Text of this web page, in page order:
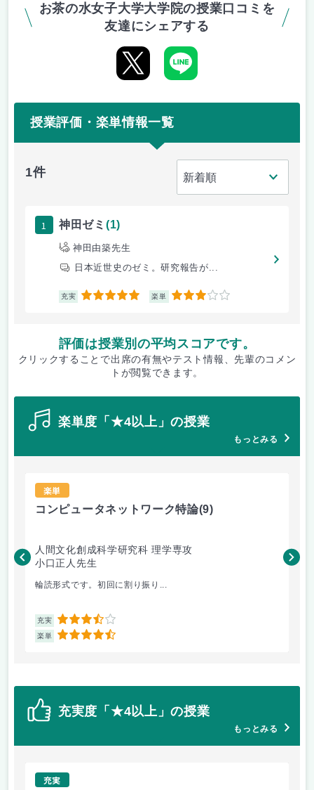
お茶の水女子大学大学院の授業口コミを
友達にシェアする
授業評価・楽単情報一覧
1件
1 神田ゼミ (1)
神田由築先生
日本近世史のゼミ。研究報告が...
充実 5 楽単 3
評価は授業別の平均スコアです。
クリックすることで出席の有無やテスト情報、先輩のコメン
トが閲覧できます。
楽単度「★4以上」の授業
もっとみる
楽単
コンピュータネットワーク特論(9)
人間文化創成科学研究科 理学専攻
小口正人先生
輪読形式です。初回に割り振り...
充実 3.5
楽単 4.5
森
充実度「★4以上」の授業
もっとみる
充実